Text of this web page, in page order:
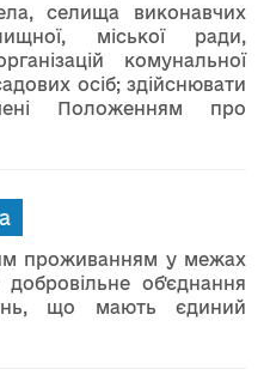
селища виконавчих
міської ради,
комунальної
осіб; здійснювати
Положенням про
проживанням у межах
об'єднання
що мають єдиний